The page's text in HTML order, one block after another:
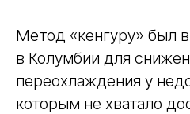
Метод «кенгуру» был
в Колумбии для
переохлаждения у
которым не хватало